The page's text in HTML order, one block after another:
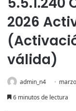
2026
válida)
admin_n4
6 minutos de lectura